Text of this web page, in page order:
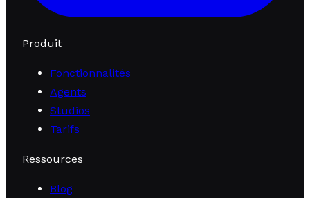
Produit
Fonctionnalités
Agents
Studios
Tarifs
Ressources
Blog